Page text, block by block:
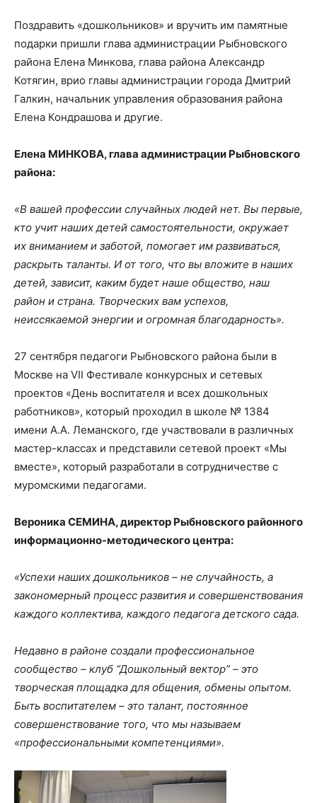
Поздравить «дошкольников» и вручить им памятные
подарки пришли глава администрации Рыбновского
района Елена Минкова, глава района Александр
Котягин, врио главы администрации города Дмитрий
Галкин, начальник управления образования района
Елена Кондрашова и другие.
Елена МИНКОВА, глава администрации Рыбновского
района:
«В вашей профессии случайных людей нет. Вы первые,
кто учит наших детей самостоятельности, окружает
их вниманием и заботой, помогает им развиваться,
раскрыть таланты. И от того, что вы вложите в наших
детей, зависит, каким будет наше общество, наш
район и страна. Творческих вам успехов,
неиссякаемой энергии и огромная благодарность».
27 сентября педагоги Рыбновского района были в
Москве на VII Фестивале конкурсных и сетевых
проектов «День воспитателя и всех дошкольных
работников», который проходил в школе № 1384
имени А.А. Леманского, где участвовали в различных
мастер-классах и представили сетевой проект «Мы
вместе», который разработали в сотрудничестве с
муромскими педагогами.
Вероника СЕМИНА, директор Рыбновского районного
информационно-методического центра:
«Успехи наших дошкольников – не случайность, а
закономерный процесс развития и совершенствования
каждого коллектива, каждого педагога детского сада.
Недавно в районе создали профессиональное
сообщество – клуб “Дошкольный вектор” – это
творческая площадка для общения, обмены опытом.
Быть воспитателем – это талант, постоянное
совершенствование того, что мы называем
«профессиональными компетенциями».